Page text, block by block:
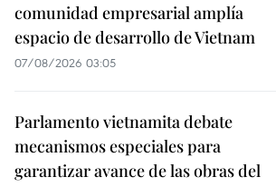
comunidad empresarial amplía
espacio de desarrollo de Vietnam
07/08/2026 03:05
Parlamento vietnamita debate
mecanismos especiales para
garantizar avance de las obras del